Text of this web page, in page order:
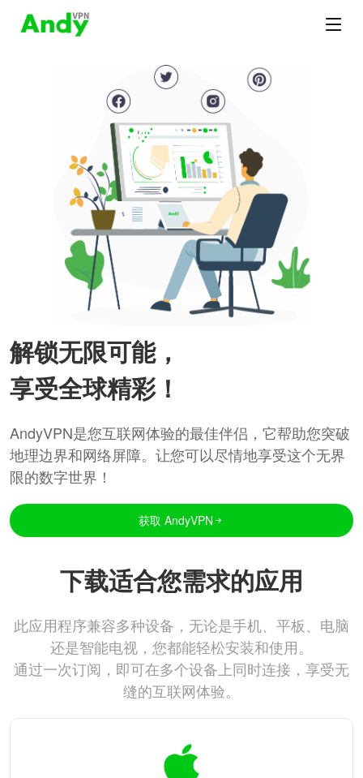
解锁无限可能，
享受全球精彩！
AndyVPN是您互联网体验的最佳伴侣，它帮助您突破
地理边界和网络屏障。让您可以尽情地享受这个无界
限的数字世界！
获取 AndyVPN
下载适合您需求的应用
此应用程序兼容多种设备，无论是手机、平板、电脑
还是智能电视，您都能轻松安装和使用。
通过一次订阅，即可在多个设备上同时连接，享受无
缝的互联网体验。